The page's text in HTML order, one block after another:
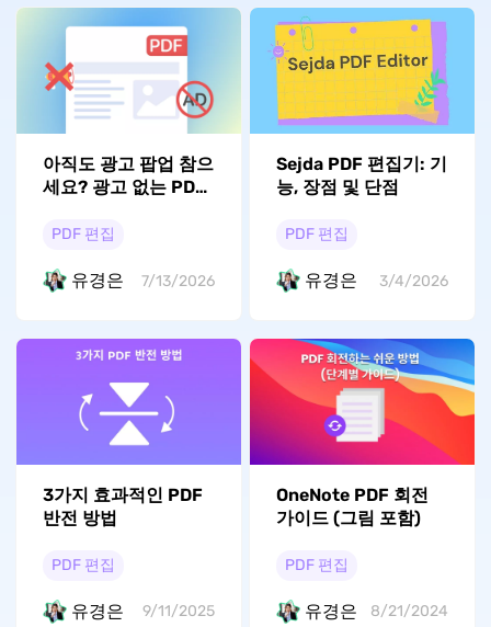
아직도 광고 팝업 참으
세요? 광고 없는 PDF
PDF 편집
유경은 7/13/2026
Sejda PDF 편집기: 기
능, 장점 및 단점
PDF 편집
유경은 3/4/2026
3가지 효과적인 PDF
반전 방법
PDF 편집
유경은 9/11/2025
OneNote PDF 회전
가이드 (그림 포함)
PDF 편집
유경은 8/21/2024